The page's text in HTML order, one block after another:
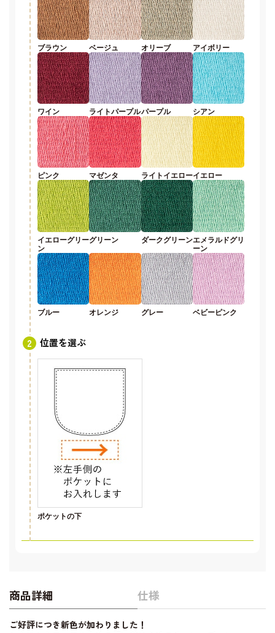
ブラウン ベージュ オリーブ アイボリー
ワイン ライトパープルパープル シアン
ピンク マゼンタ ライトイエローイエロー
イエローグリー
ン
グリーン ダークグリーンエメラルドグリ
ーン
ブルー オレンジ グレー ベビーピンク
位置を選ぶ
ポケットの下
商品詳細 仕様
ご好評につき新色が加わりました！